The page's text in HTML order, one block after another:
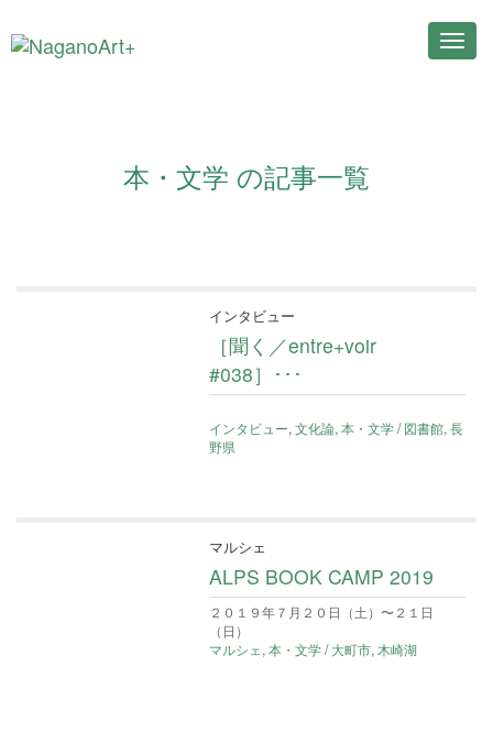
本・文学 の記事一覧
インタビュー
［聞く／entre+voir
#038］･･･
インタビュー,文化論,本・文学/図書館,長
野県
マルシェ
ALPS BOOK CAMP 2019
２０１９年７月２０日（土）〜２１日
（日）
マルシェ,本・文学/大町市,木崎湖